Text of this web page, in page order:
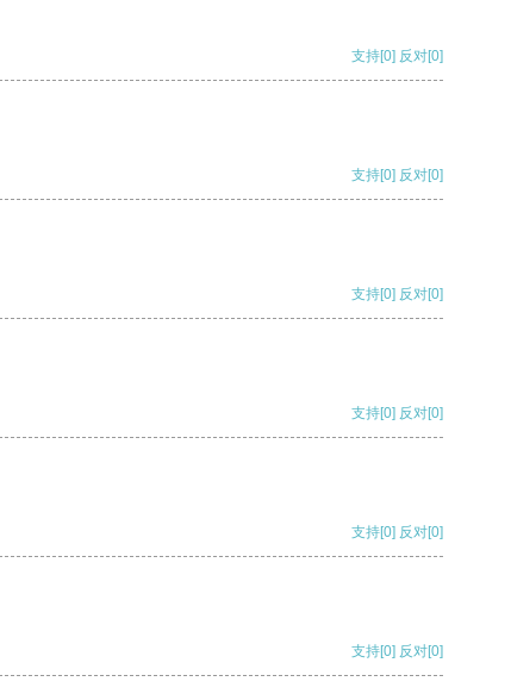
支持[0] 反对[0]
支持[0] 反对[0]
支持[0] 反对[0]
支持[0] 反对[0]
支持[0] 反对[0]
支持[0] 反对[0]